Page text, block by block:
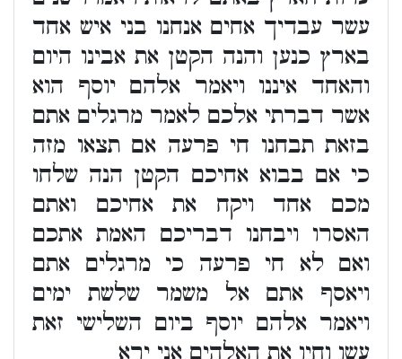
עשר עבדיך אחים אנחנו בני איש אחד
בארץ כנען והנה הקטן את אבינו היום
והאחד איננו ויאמר אלהם יוסף הוא
אשר דברתי אלכם לאמר מרגלים אתם
בזאת תבחנו חי פרעה אם תצאו מזה
כי אם בבוא אחיכם הקטן הנה שלחו
מכם אחד ויקח את אחיכם ואתם
האסרו ויבחנו דבריכם האמת אתכם
ואם לא חי פרעה כי מרגלים אתם
ויאסף אתם אל משמר שלשת ימים
ויאמר אלהם יוסף ביום השלישי זאת